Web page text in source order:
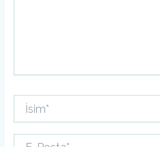
İsim*